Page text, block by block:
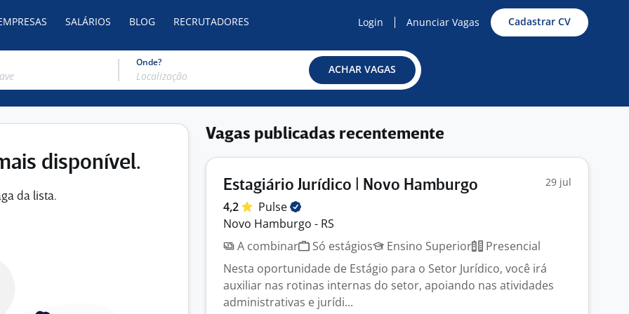
SALÁRIOS BLOG RECRUTADORES Login Anunciar Vagas Cadastrar CV
Onde?
ACHAR VAGAS
disponível.
da lista.
Vagas publicadas recentemente
Estagiário Jurídico | Novo Hamburgo 29 jul
4,2
Pulse
Novo Hamburgo - RS
A combinar
Só estágios Ensino Superior
Presencial
Nesta oportunidade de Estágio para o Setor Jurídico, você irá
auxiliar nas rotinas internas do setor, apoiando nas atividades
administrativas e jurídi...